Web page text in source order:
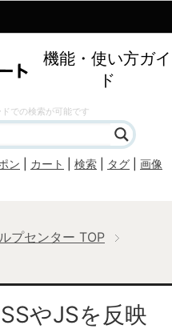
機能・使い方ガイ
ド
での検索が可能です
ン カート 検索 タグ 画像
プセンター TOP
やJSを反映